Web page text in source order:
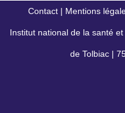
Contact | Mentions
Institut national de la santé
de Tolbiac |